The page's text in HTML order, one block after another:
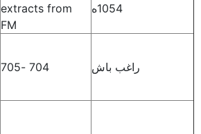
1054ه
extracts from
FM
راغب باش 704 -705